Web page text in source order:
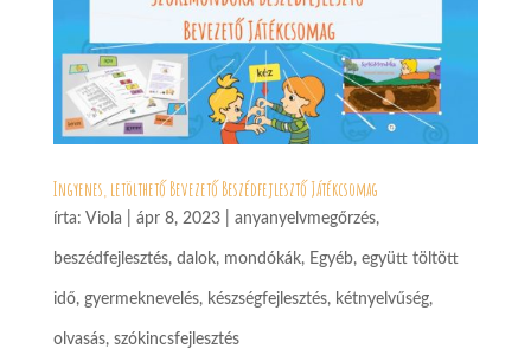
Ingyenes, letölthető Bevezető Beszédfejlesztő Játékcsomag
írta: Viola ápr 8, 2023| anyanyelvmegőrzés,
beszédfejlesztés, dalok, mondókák, Egyéb, együtt töltött
idő, gyermeknevelés, készségfejlesztés, kétnyelvűség,
olvasás, szókincsfejlesztés